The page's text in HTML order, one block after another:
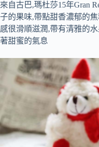
來自古巴,瑪杜莎15年Gran
子的果味,帶點甜香濃郁的
感很滑順滋潤,帶有清雅的
著甜蜜的氣息